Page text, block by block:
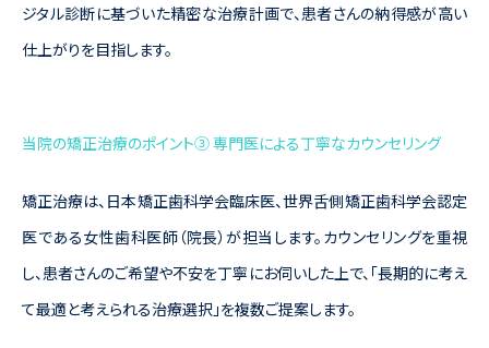
ジタル診断に基づいた精密な治療計画で、患者さんの納得感が高い
仕上がりを目指します。
当院の矯正治療のポイント③ 専門医による丁寧なカウンセリング
矯正治療は、日本矯正歯科学会臨床医、世界舌側矯正歯科学会認定
医である女性歯科医師（院長）が担当します。カウンセリングを重視
し、患者さんのご希望や不安を丁寧にお伺いした上で、「長期的に考え
て最適と考えられる治療選択」を複数ご提案します。